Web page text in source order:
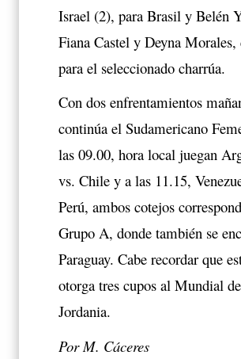
Israel (2), para Brasil y Belén
Fiana Castel y Deyna Morales,
para el seleccionado charrúa.
Con dos enfrentamientos
continúa el Sudamericano
las 09.00, hora local juegan
vs. Chile y a las 11.15,
Perú, ambos cotejos
Grupo A, donde también se
Paraguay. Cabe recordar que
otorga tres cupos al Mundial de
Jordania.
Por M. Cáceres